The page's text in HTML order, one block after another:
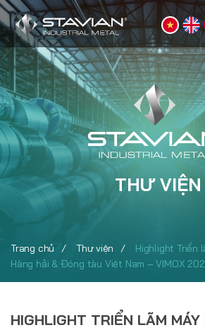
Trang chủ Thư viện
Highlight Triển
Hàng hải & Đóng tàu Việt Nam – VIMOX
THƯ VIỆN
HIGHLIGHT TRIỂN LÃM